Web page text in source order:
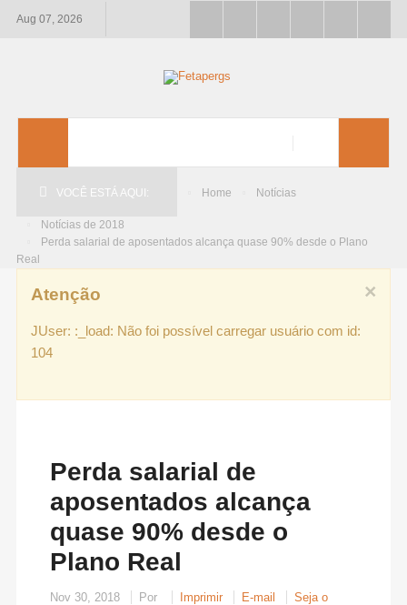
Aug 07, 2026
VOCÊ ESTÁ AQUI: Home Notícias
Notícias de 2018
Perda salarial de aposentados alcança quase 90% desde o Plano
Real
×
Atenção
JUser: :_load: Não foi possível carregar usuário com id:
104
Perda salarial de
aposentados alcança
quase 90% desde o
Plano Real
Nov 30, 2018 Por Imprimir E-mail
Seja o